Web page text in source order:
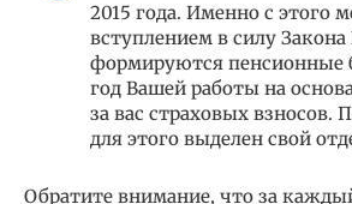
2015 года. Именно с этого
вступлением в силу
формируются пенсионные
год Вашей работы на
за вас страховых взносов.
для этого выделен свой
Обратите внимание, что за